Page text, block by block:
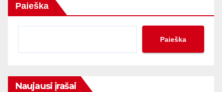
Paieška
Paieška
Naujausi įrašai